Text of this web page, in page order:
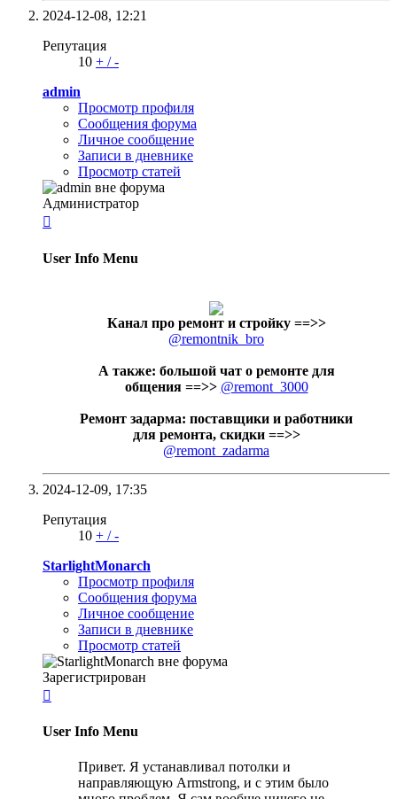
2024-12-08, 12:21
Репутация
10 + /-
admin
Просмотр профиля
Сообщения форума
Личное сообщение
Записи в дневнике
Просмотр статей
Администратор

User Info Menu
Канал про ремонт и стройку ==>>
@remontnik_bro
А также: большой чат о ремонте для
общения ==>> @remont_3000
Ремонт задарма: поставщики и работники
для ремонта, скидки ==>>
@remont_zadarma
2024-12-09, 17:35
Репутация
10 + /-
StarlightMonarch
Просмотр профиля
Сообщения форума
Личное сообщение
Записи в дневнике
Просмотр статей
Зарегистрирован

User Info Menu
Привет. Я устанавливал потолки и
направляющую Armstrong, и с этим было